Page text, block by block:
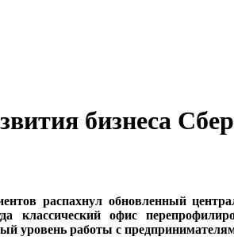
бизнеса
распахнул обновленный
классический офис
уровень работы с